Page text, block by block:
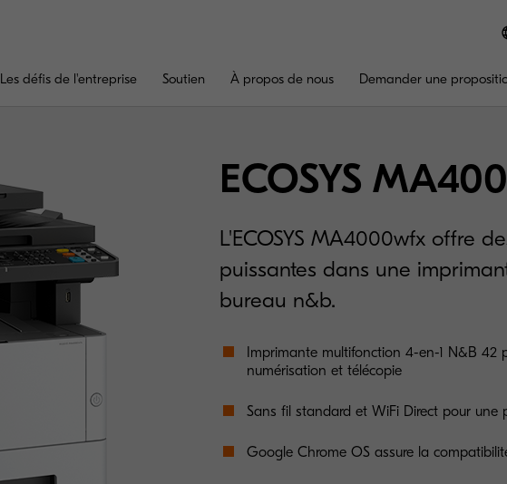
Les défis de l'entreprise Soutien À propos de nous Demander une
ECOSYS
L'ECOSYS MA4000wfx offre
puissantes dans une
bureau n&b.
Imprimante multifonction 4-en-1 N&B 42
numérisation et télécopie
Sans fil standard et WiFi Direct pour une
Google Chrome OS assure la